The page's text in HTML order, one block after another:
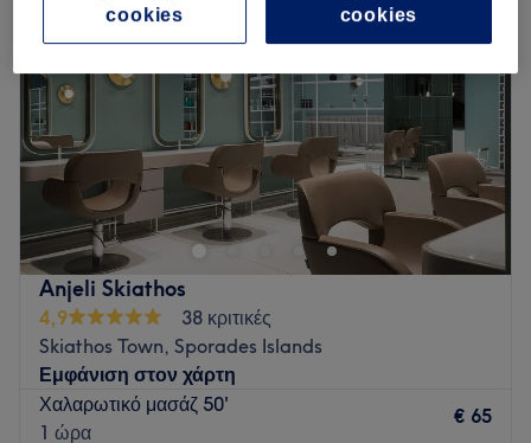
Anjeli Skiathos
4,9
38 κριτικές
Skiathos Town, Sporades Islands
Εμφάνιση στον χάρτη
Χαλαρωτικό μασάζ 50'
1 ώρα
€ 65
cookies
cookies